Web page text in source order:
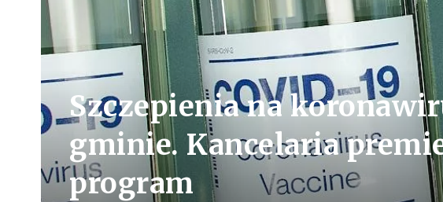
Szczepienia na
gminie. Kancelaria
program